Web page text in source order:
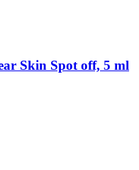
Skin Spot off, 5 ml